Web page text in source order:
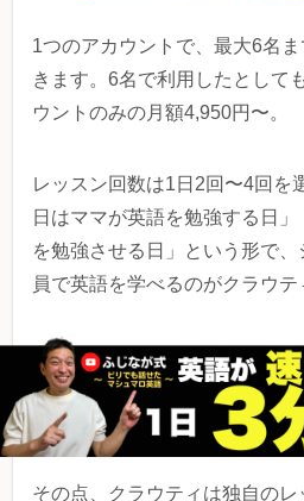
1つのアカウントで、最大6名
きます。6名で利用したとして
ウントのみの月額4,950円〜。
レッスン回数は1日2回〜4回を
日はママが英語を勉強する日
を勉強させる日」という形で
員で英語を学べるのがクラウテ
通常のオンライン英会話は「
った外部アプリを使ってレッ
をしたことがない人にとって
その点、クラウティは独自の